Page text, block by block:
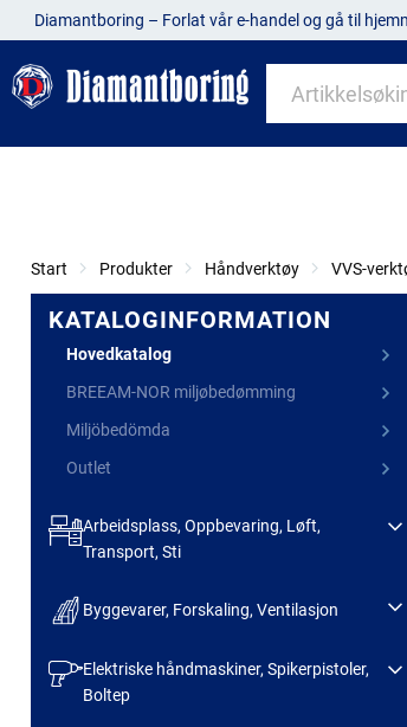
Diamantboring – Forlat vår e-handel og gå til
Start Produkter Håndverktøy VVS-
KATALOGINFORMATION
Hovedkatalog
BREEAM-NOR miljøbedømming
Miljöbedömda
Outlet
Arbeidsplass, Oppbevaring, Løft,
Transport, Sti
Byggevarer, Forskaling, Ventilasjon
Elektriske håndmaskiner, Spikerpistoler,
Boltep